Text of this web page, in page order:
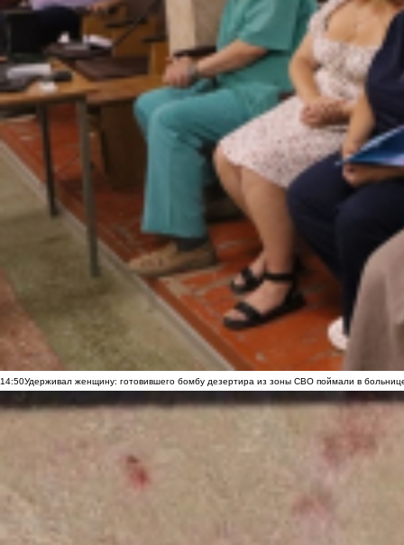
14:50Удерживал женщину: готовившего бомбу дезертира из зоны СВО поймали в